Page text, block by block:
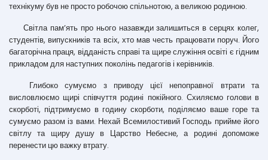
технікуму був не просто робочою спільнотою, а великою родиною.
Світла пам’ять про нього назавжди залишиться в серцях колег,
студентів, випускників та всіх, хто мав честь працювати поруч. Його
багаторічна праця, відданість справі та щире служіння освіті є гідним
прикладом для наступних поколінь педагогів і керівників.
Глибоко сумуємо з приводу цієї непоправної втрати та
висловлюємо щирі співчуття родині покійного. Схиляємо голови в
скорботі, підтримуємо в годину скорботи, поділяємо ваше горе та
сумуємо разом із вами. Нехай Всемилостивий Господь прийме його
світлу та щиру душу в Царство Небесне, а родині допоможе
перенести цю важку втрату.